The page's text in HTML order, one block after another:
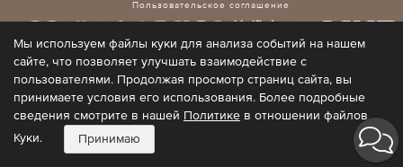
Пользовательское соглашение
Мы используем файлы куки для анализа событий на нашем
сайте, что позволяет улучшать взаимодействие с
пользователями. Продолжая просмотр страниц сайта, вы
принимаете условия его использования. Более подробные
сведения смотрите в нашей Политике в отношении файлов
Куки.
Принимаю